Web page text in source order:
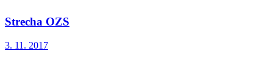
Strecha OZS
3. 11. 2017